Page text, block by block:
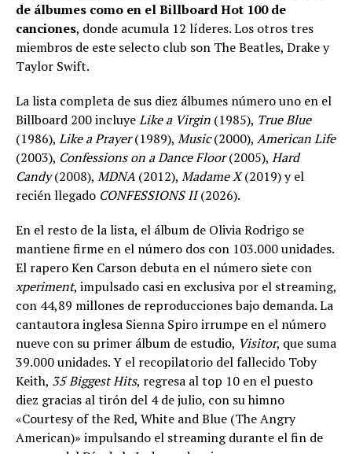
de álbumes como en el Billboard Hot 100 de
canciones, donde acumula 12 líderes. Los otros tres
miembros de este selecto club son The Beatles, Drake y
Taylor Swift.
La lista completa de sus diez álbumes número uno en el
Billboard 200 incluyeLike a Virgin (1985), True Blue
(1986), Like a Prayer(1989), Music(2000), American Life
(2003), Confessions on a Dance Floor(2005), Hard
Candy(2008), MDNA (2012), Madame X(2019) y el
recién llegado CONFESSIONS II(2026).
En el resto de la lista, el álbum de Olivia Rodrigo se
mantiene firme en el número dos con 103.000 unidades.
El rapero Ken Carson debuta en el número siete con
xperiment, impulsado casi en exclusiva por el streaming,
con 44,89 millones de reproducciones bajo demanda. La
cantautora inglesa Sienna Spiro irrumpe en el número
nueve con su primer álbum de estudio, Visitor, que suma
39.000 unidades. Y el recopilatorio del fallecido Toby
Keith, 35 Biggest Hits, regresa al top 10 en el puesto
diez gracias al tirón del 4 de julio, con su himno
«Courtesy of the Red, White and Blue (The Angry
American)» impulsando el streaming durante el fin de